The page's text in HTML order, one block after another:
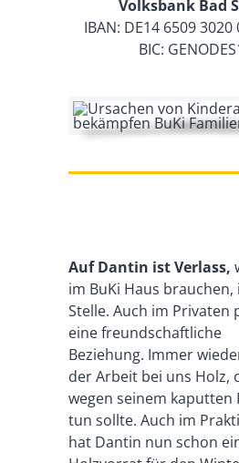
Volksbank Bad
IBAN: DE14 6509
BIC:
Auf Dantin ist Verlass,
im BuKi Haus
Stelle. Auch im Privaten
eine freundschaftliche
Beziehung. Immer
der Arbeit bei uns Holz,
wegen seinem kaputten
tun sollte. Auch im
hat Dantin nun schon